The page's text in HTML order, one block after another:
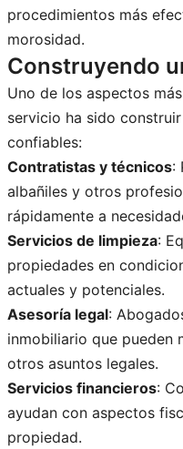
procedimientos más
morosidad.
Construyendo
Uno de los aspectos
servicio ha sido
confiables:
Contratistas y técnicos:
albañiles y otros
rápidamente a
Servicios de limpieza:
propiedades en
actuales y potenciales.
Asesoría legal:
inmobiliario que pueden
otros asuntos legales.
Servicios financieros:
ayudan con aspectos
propiedad.